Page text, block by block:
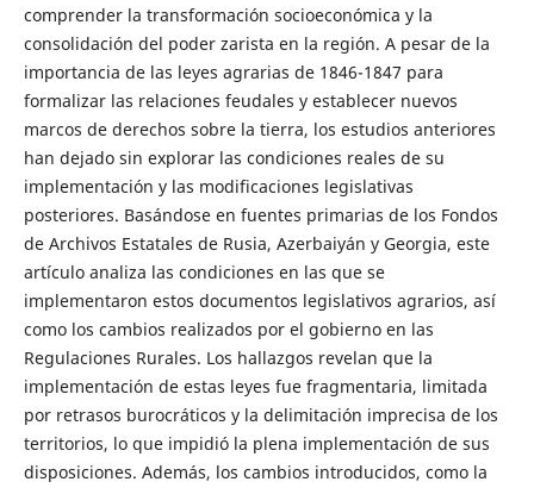
comprender la transformación socioeconómica y la
consolidación del poder zarista en la región. A pesar de la
importancia de las leyes agrarias de 1846-1847 para
formalizar las relaciones feudales y establecer nuevos
marcos de derechos sobre la tierra, los estudios anteriores
han dejado sin explorar las condiciones reales de su
implementación y las modificaciones legislativas
posteriores. Basándose en fuentes primarias de los Fondos
de Archivos Estatales de Rusia, Azerbaiyán y Georgia, este
artículo analiza las condiciones en las que se
implementaron estos documentos legislativos agrarios, así
como los cambios realizados por el gobierno en las
Regulaciones Rurales. Los hallazgos revelan que la
implementación de estas leyes fue fragmentaria, limitada
por retrasos burocráticos y la delimitación imprecisa de los
territorios, lo que impidió la plena implementación de sus
disposiciones. Además, los cambios introducidos, como la